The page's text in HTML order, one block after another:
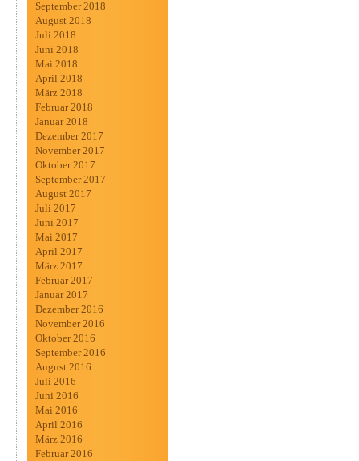
September 2018
August 2018
Juli 2018
Juni 2018
Mai 2018
April 2018
März 2018
Februar 2018
Januar 2018
Dezember 2017
November 2017
Oktober 2017
September 2017
August 2017
Juli 2017
Juni 2017
Mai 2017
April 2017
März 2017
Februar 2017
Januar 2017
Dezember 2016
November 2016
Oktober 2016
September 2016
August 2016
Juli 2016
Juni 2016
Mai 2016
April 2016
März 2016
Februar 2016